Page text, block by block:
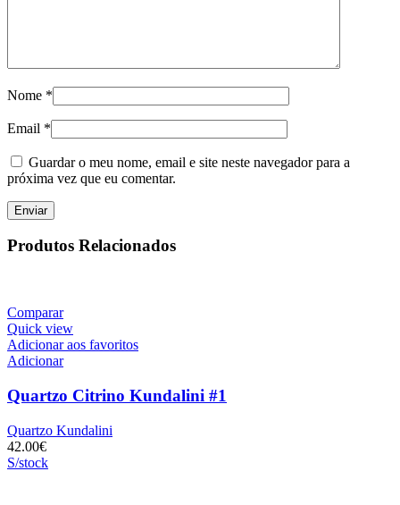
Nome *
Email *
Guardar o meu nome, email e site neste navegador para a
próxima vez que eu comentar.
Produtos Relacionados
Comparar
Quick view
Adicionar aos favoritos
Adicionar
Quartzo Citrino Kundalini #1
Quartzo Kundalini
42.00€
S/stock